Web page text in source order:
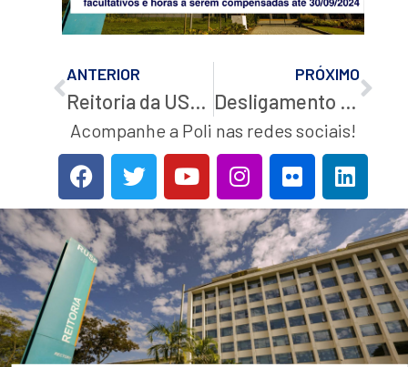
ANTERIOR
Reitoria da USP estabelece Ponto Facultativo em 03/10/2023 nas Unidades/Órgãos da USP no município de São Paulo
PRÓXIMO
Desligamento da energia elétrica na USP: Domingo, 29/10, das 8h às 9h e 15h às 16h
Acompanhe a Poli nas redes sociais!